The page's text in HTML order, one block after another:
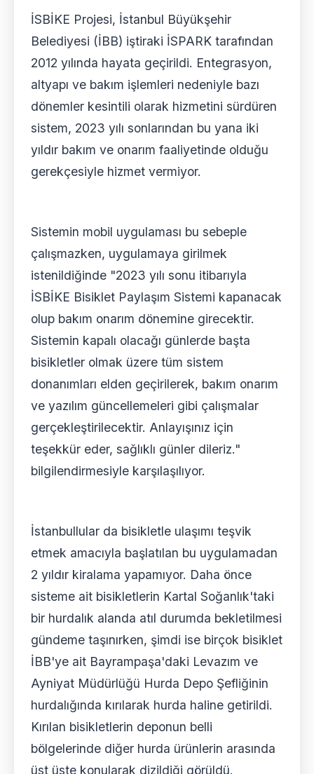
İSBİKE Projesi, İstanbul Büyükşehir
Belediyesi (İBB) iştiraki İSPARK tarafından
2012 yılında hayata geçirildi. Entegrasyon,
altyapı ve bakım işlemleri nedeniyle bazı
dönemler kesintili olarak hizmetini sürdüren
sistem, 2023 yılı sonlarından bu yana iki
yıldır bakım ve onarım faaliyetinde olduğu
gerekçesiyle hizmet vermiyor.
Sistemin mobil uygulaması bu sebeple
çalışmazken, uygulamaya girilmek
istenildiğinde "2023 yılı sonu itibarıyla
İSBİKE Bisiklet Paylaşım Sistemi kapanacak
olup bakım onarım dönemine girecektir.
Sistemin kapalı olacağı günlerde başta
bisikletler olmak üzere tüm sistem
donanımları elden geçirilerek, bakım onarım
ve yazılım güncellemeleri gibi çalışmalar
gerçekleştirilecektir. Anlayışınız için
teşekkür eder, sağlıklı günler dileriz."
bilgilendirmesiyle karşılaşılıyor.
İstanbullular da bisikletle ulaşımı teşvik
etmek amacıyla başlatılan bu uygulamadan
2 yıldır kiralama yapamıyor. Daha önce
sisteme ait bisikletlerin Kartal Soğanlık'taki
bir hurdalık alanda atıl durumda bekletilmesi
gündeme taşınırken, şimdi ise birçok bisiklet
İBB'ye ait Bayrampaşa'daki Levazım ve
Ayniyat Müdürlüğü Hurda Depo Şefliğinin
hurdalığında kırılarak hurda haline getirildi.
Kırılan bisikletlerin deponun belli
bölgelerinde diğer hurda ürünlerin arasında
üst üste konularak dizildiği görüldü.